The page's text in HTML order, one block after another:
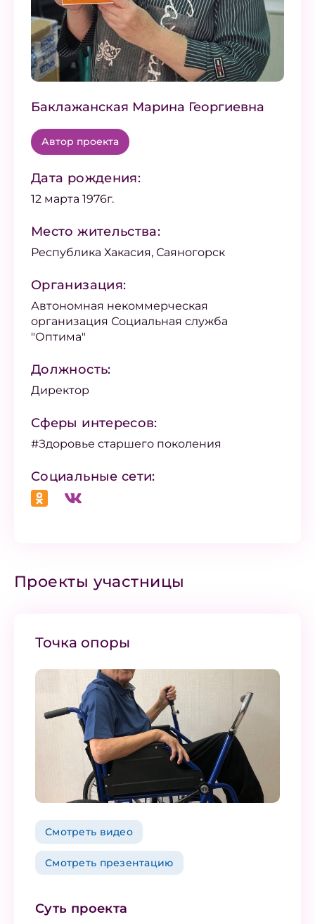
Баклажанская Марина Георгиевна
Автор проекта
Дата рождения:
12 марта 1976г.
Место жительства:
Республика Хакасия, Саяногорск
Организация:
Автономная некоммерческая
организация Социальная служба
"Оптима"
Должность:
Директор
Сферы интересов:
#Здоровье старшего поколения
Социальные сети:
Проекты участницы
Точка опоры
Смотреть видео
Смотреть презентацию
Суть проекта